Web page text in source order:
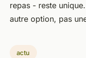
repas - reste
autre option, pas
actu